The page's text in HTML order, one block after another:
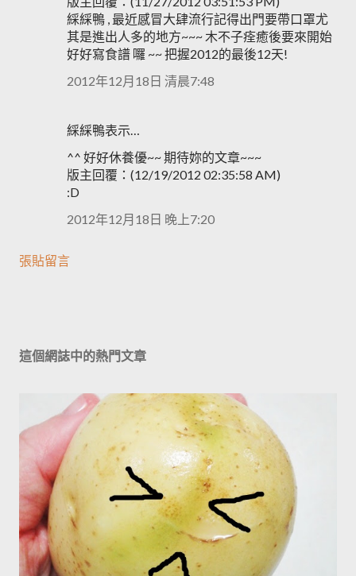
綵綵鴨 , 最近感冒大肆流行記得出門要帶口罩尤
其是進出人多的地方~~~ 木不子痊癒後要來開始
好好寫食譜 囉 ~~ 把握2012的最後12天!
2012年12月18日 清晨7:48
綵綵鴨表示…
^^ 好好休養優~~ 期待妳的文章~~~
版主回覆：(12/19/2012 02:35:58 AM)
:D
2012年12月18日 晚上7:20
張貼留言
這個網誌中的熱門文章